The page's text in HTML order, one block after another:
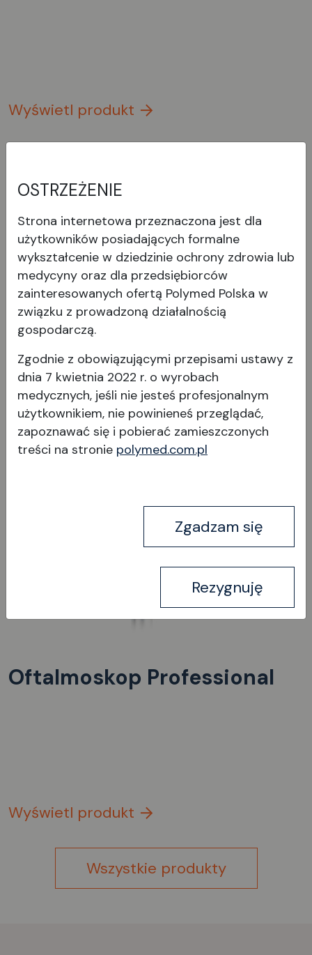
Wyświetl produkt
Oftalmoskop Specjalist
Wyświetl produkt
Oftalmoskop Professional
Wyświetl produkt
Wszystkie produkty
OSTRZEŻENIE
Strona internetowa przeznaczona jest dla
użytkowników posiadających formalne
wykształcenie w dziedzinie ochrony zdrowia lub
medycyny oraz dla przedsiębiorców
zainteresowanych ofertą Polymed Polska w
związku z prowadzoną działalnością
gospodarczą.
Zgodnie z obowiązującymi przepisami ustawy z
dnia 7 kwietnia 2022 r. o wyrobach
medycznych, jeśli nie jesteś profesjonalnym
użytkownikiem, nie powinieneś przeglądać,
zapoznawać się i pobierać zamieszczonych
treści na stronie polymed.com.pl
Zgadzam się
Rezygnuję